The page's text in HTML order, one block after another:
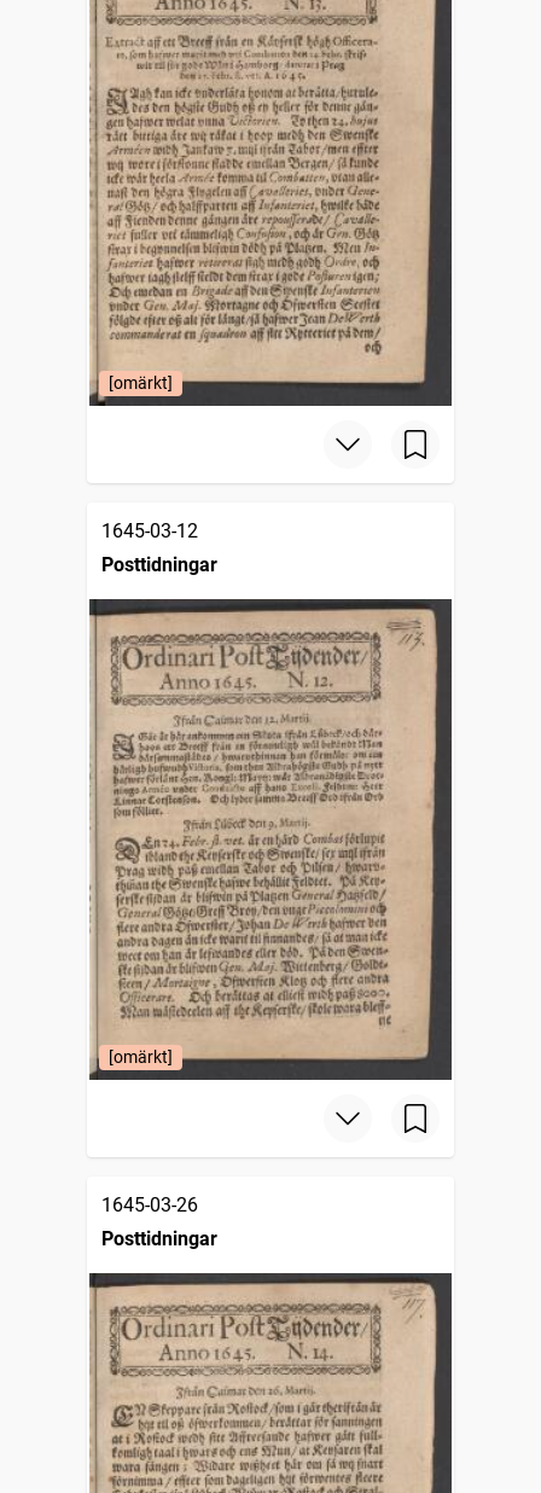
[omärkt]
1645-03-12
Posttidningar
[omärkt]
1645-03-26
Posttidningar